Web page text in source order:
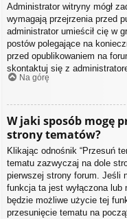
Administrator witryny mógł
wymagają przejrzenia przed
administrator umieścił cię w
postów polegające na
przed opublikowaniem na
skontaktuj się z
Na górę
W jaki sposób mogę
strony tematów?
Klikając odnośnik “Przesuń
tematu zazwyczaj na dole
pierwszej strony forum. Jeśli
funkcja ta jest wyłączona lub
będzie możliwe użycie tej
przesunięcie tematu na